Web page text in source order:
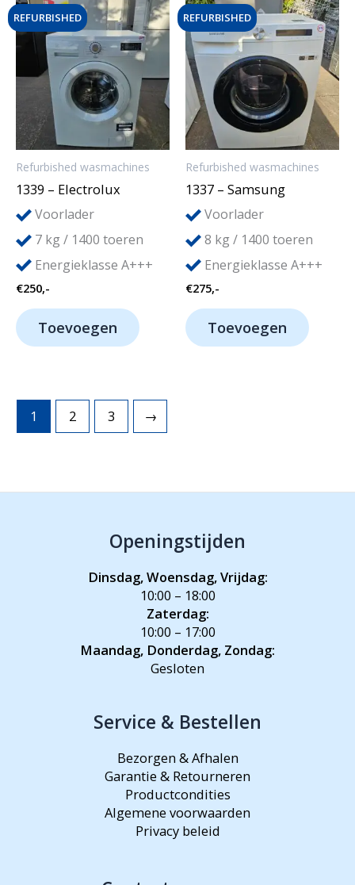
REFURBISHED
Refurbished wasmachines
1339 – Electrolux
Voorlader
7 kg / 1400 toeren
Energieklasse A+++
€250,-
Toevoegen
REFURBISHED
Refurbished wasmachines
1337 – Samsung
Voorlader
8 kg / 1400 toeren
Energieklasse A+++
€275,-
Toevoegen
1 2 3 →
Openingstijden
Dinsdag, Woensdag, Vrijdag:
10:00 – 18:00
Zaterdag:
10:00 – 17:00
Maandag, Donderdag, Zondag:
Gesloten
Service & Bestellen
Bezorgen & Afhalen
Garantie & Retourneren
Productcondities
Algemene voorwaarden
Privacy beleid